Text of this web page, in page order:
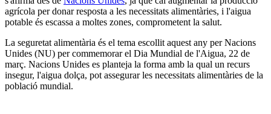
agrícola per donar resposta a les necessitats alimentàries, i l'aigua
potable és escassa a moltes zones, comprometent la salut.
La seguretat alimentària és el tema escollit aquest any per Nacions
Unides (NU) per commemorar el Dia Mundial de l'Aigua, 22 de
març. Nacions Unides es planteja la forma amb la qual un recurs
insegur, l'aigua dolça, pot assegurar les necessitats alimentàries de la
població mundial.